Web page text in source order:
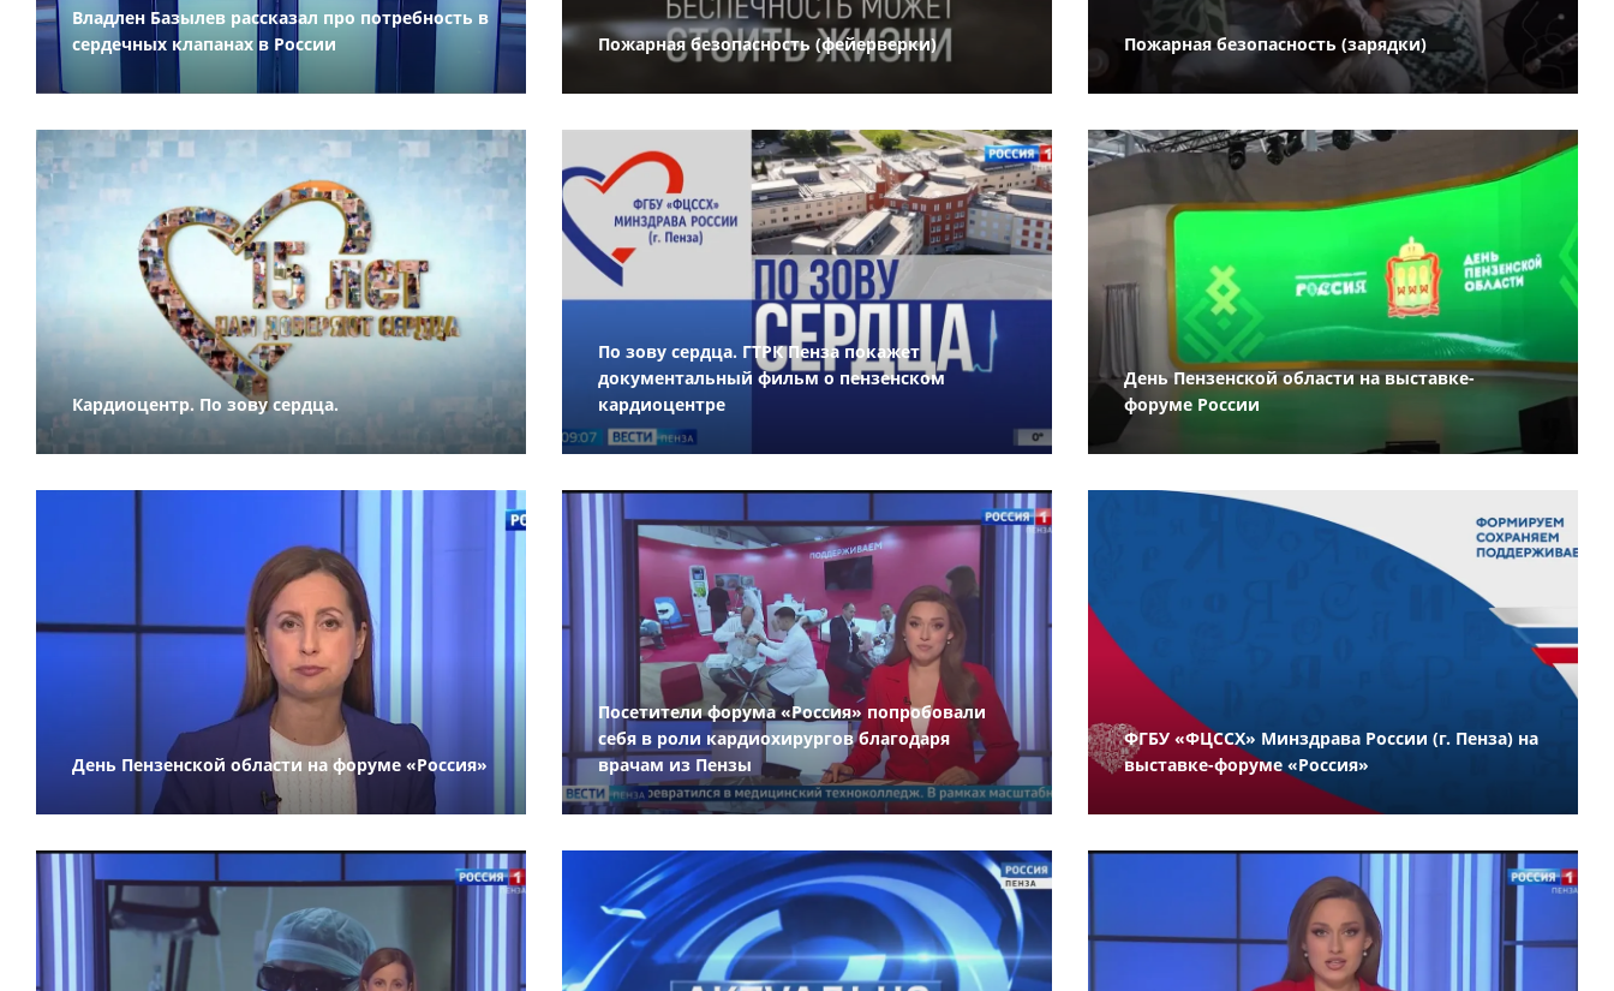
Владлен Базылев рассказал про потребность в
сердечных клапанах в России
Пожарная безопасность (фейерверки) Пожарная безопасность (зарядки)
Кардиоцентр. По зову сердца.
По зову сердца. ГТРК Пенза покажет
документальный фильм о пензенском
кардиоцентре
День Пензенской области на выставке-
форуме России
День Пензенской области на форуме «Россия»
Посетители форума «Россия» попробовали
себя в роли кардиохирургов благодаря
врачам из Пензы
ФГБУ «ФЦССХ» Минздрава России (г. Пенза) на
выставке-форуме «Россия»